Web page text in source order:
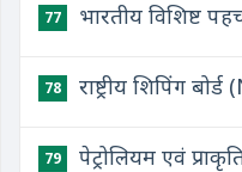
77 भारतीय विशिष्ट
78 राष्ट्रीय शिपिंग बोर्ड
79 पेट्रोलियम एवं